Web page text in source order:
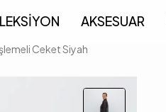
AKSESUAR
Ceket Siyah